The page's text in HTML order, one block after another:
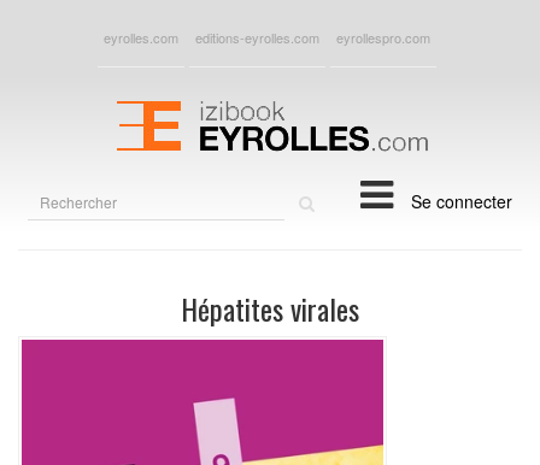
eyrolles.com editions-eyrolles.com eyrollespro.com
Se connecter
Hépatites virales